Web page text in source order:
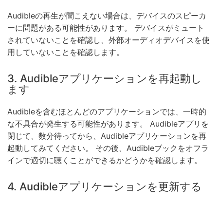
Audibleの再生が聞こえない場合は、デバイスのスピーカ
ーに問題がある可能性があります。 デバイスがミュート
されていないことを確認し、外部オーディオデバイスを使
用していないことを確認します。
3. Audibleアプリケーションを再起動し
ます
Audibleを含むほとんどのアプリケーションでは、一時的
な不具合が発生する可能性があります。 Audibleアプリを
閉じて、数分待ってから、Audibleアプリケーションを再
起動してみてください。 その後、Audibleブックをオフラ
インで適切に聴くことができるかどうかを確認します。
4. Audibleアプリケーションを更新する